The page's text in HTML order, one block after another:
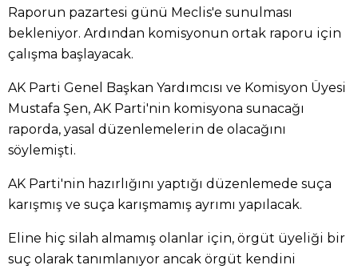
Raporun pazartesi günü Meclis'e sunulması
bekleniyor. Ardından komisyonun ortak raporu için
çalışma başlayacak.
AK Parti Genel Başkan Yardımcısı ve Komisyon Üyesi
Mustafa Şen, AK Parti'nin komisyona sunacağı
raporda, yasal düzenlemelerin de olacağını
söylemişti.
AK Parti'nin hazırlığını yaptığı düzenlemede suça
karışmış ve suça karışmamış ayrımı yapılacak.
Eline hiç silah almamış olanlar için, örgüt üyeliği bir
suç olarak tanımlanıyor ancak örgüt kendini